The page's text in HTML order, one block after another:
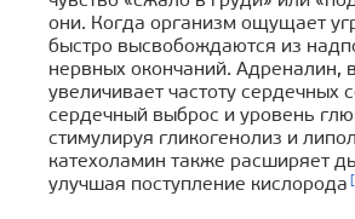
они. Когда организм ощущает
быстро высвобождаются из
нервных окончаний. Адреналин,
увеличивает частоту сердечных
сердечный выброс и уровень
стимулируя гликогенолиз и
катехоламин также расширяет
улучшая поступление кислорода